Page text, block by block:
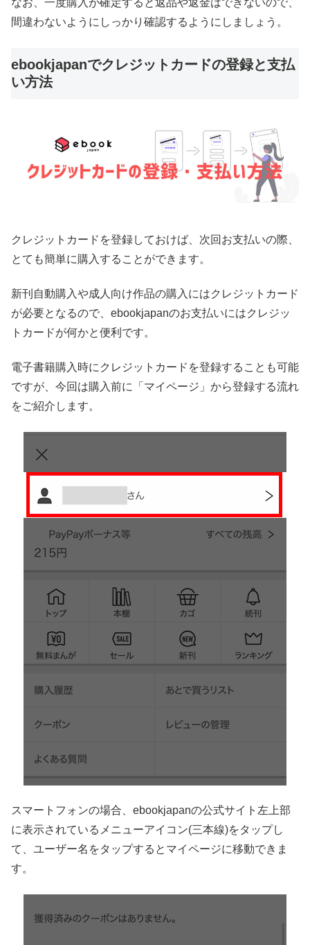
なお、一度購入が確定すると返品や返金はできないので、
間違わないようにしっかり確認するようにしましょう。
ebookjapanでクレジットカードの登録と支払
い方法
クレジットカードを登録しておけば、次回お支払いの際、
とても簡単に購入することができます。
新刊自動購入や成人向け作品の購入にはクレジットカード
が必要となるので、ebookjapanのお支払いにはクレジッ
トカードが何かと便利です。
電子書籍購入時にクレジットカードを登録することも可能
ですが、今回は購入前に「マイページ」から登録する流れ
をご紹介します。
スマートフォンの場合、ebookjapanの公式サイト左上部
に表示されているメニューアイコン(三本線)をタップし
て、ユーザー名をタップするとマイページに移動できま
す。